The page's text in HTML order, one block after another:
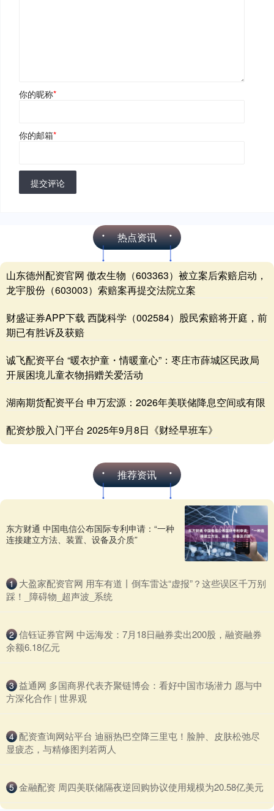
你的昵称*
你的邮箱*
提交评论
热点资讯
山东德州配资官网 傲农生物（603363）被立案后索赔启动，
龙宇股份（603003）索赔案再提交法院立案
财盛证券APP下载 西陇科学（002584）股民索赔将开庭，前
期已有胜诉及获赔
诚飞配资平台 “暖衣护童・情暖童心”：枣庄市薛城区民政局
开展困境儿童衣物捐赠关爱活动
湖南期货配资平台 申万宏源：2026年美联储降息空间或有限
配资炒股入门平台 2025年9月8日《财经早班车》
推荐资讯
东方财通 中国电信公布国际专利申请：“一种
连接建立方法、装置、设备及介质”
1 ​大盈家配资官网 用车有道丨倒车雷达“虚报”？这些误区千万别
踩！_障碍物_超声波_系统
2 ​信钰证券官网 中远海发：7月18日融券卖出200股，融资融券
余额6.18亿元
3 ​益通网 多国商界代表齐聚链博会：看好中国市场潜力 愿与中
方深化合作 | 世界观
4 ​配资查询网站平台 迪丽热巴空降三里屯！脸肿、皮肤松弛尽
显疲态，与精修图判若两人
5 ​金融配资 周四美联储隔夜逆回购协议使用规模为20.58亿美元